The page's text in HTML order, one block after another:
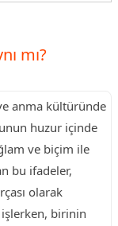
mı?
anma kültüründe
huzur içinde
ve biçim ile
bu ifadeler,
olarak
işlerken, birinin